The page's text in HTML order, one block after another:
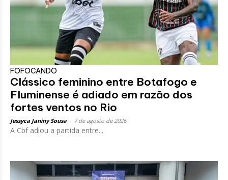
FOFOCANDO
Clássico feminino entre Botafogo e
Fluminense é adiado em razão dos
fortes ventos no Rio
Jessyca Janiny Sousa 7 de agosto de 2026
A Cbf adiou a partida entre...